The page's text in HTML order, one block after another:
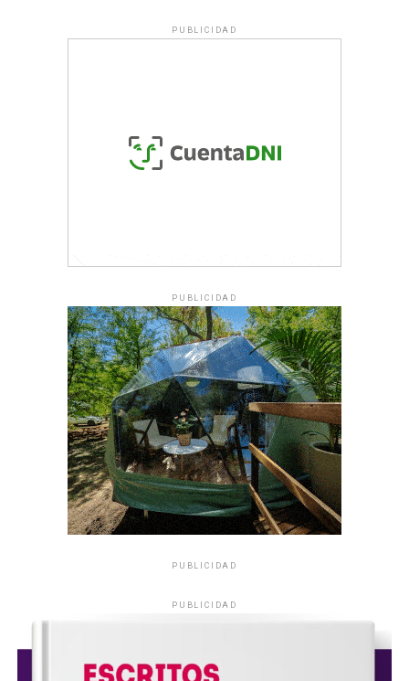
PUBLICIDAD
PUBLICIDAD
PUBLICIDAD
PUBLICIDAD